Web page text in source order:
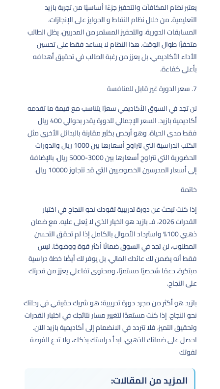
يعتبر نظام المكافآت والتحفيز جزءًا أساسيًا من تجربة بازيد
التعليمية. من خلال نظام النقاط و الجوايز على الإنجازات،
المسابقات الدورية، والتحفيز المستمر من المدربين، يظل الطالب
متحفزًا طوال الوقت. هذا النظام لا يساعد فقط على تحسين
الأداء الأكاديمي، بل يعزز من رغبة الطالب في تحقيق أهدافه
بأعلى كفاءة.
7. سعر الدورة غير قابل للمنافسة
لن تجد في السوق الأكاديمي سعرًا يتناسب مع قيمة ما تقدمه
أكاديمية بازيد. السعر الإجمالي للدورة يقدر بحوالي 400 ريال
فقط مدى الحياة، وهو أرخص بكثير مقارنة بالبدائل الأخرى مثل
الكتب الدراسية التي تتراوح أسعارها بين 1000 ريال والدورات
الحضورية التي تتراوح أسعارها بين 3000-5000 ريال، بالإضافة
إلى أسعار المدرسين الخصوصيين التي قد تتجاوز 10000 ريال.
خاتمة
إذا كنت تبحث عن دورة تدريبية تقودك نحو النجاح في اختبار
القدرات 2026، فـ بازيد هو الخيار الذي لا يُعلى عليه. مع ضمان
ذهبي 100% واسترداد الأموال بالكامل إذا لم تحقق التحسن
المطلوب، لن تجد في السوق ضمانًا أكثر قوة ووضوحًا. ليس
فقط أنه يضمن لك عائدك المالي، بل يوفر لك أيضًا خطة دراسية
مبتكرة، دعمًا شخصيًا مستمرًا، ومحتوى تفاعلي يعزز من قدرتك
على النجاح.
بازيد هو أكثر من مجرد دورة تدريبية؛ هو شريك حقيقي في رحلتك
نحو النجاح. إذا كنت مستعدًا لتغيير مسار نتائجك في اختبار القدرات
وتحقيق التميز، فلا تتردد في الانضمام إلى أكاديمية بازيد الآن.
احصل على ضمانك الذهبي، ابدأ دراستك بذكاء، ولا تدع الفرصة
تفوتك
المزيد من المقالات: